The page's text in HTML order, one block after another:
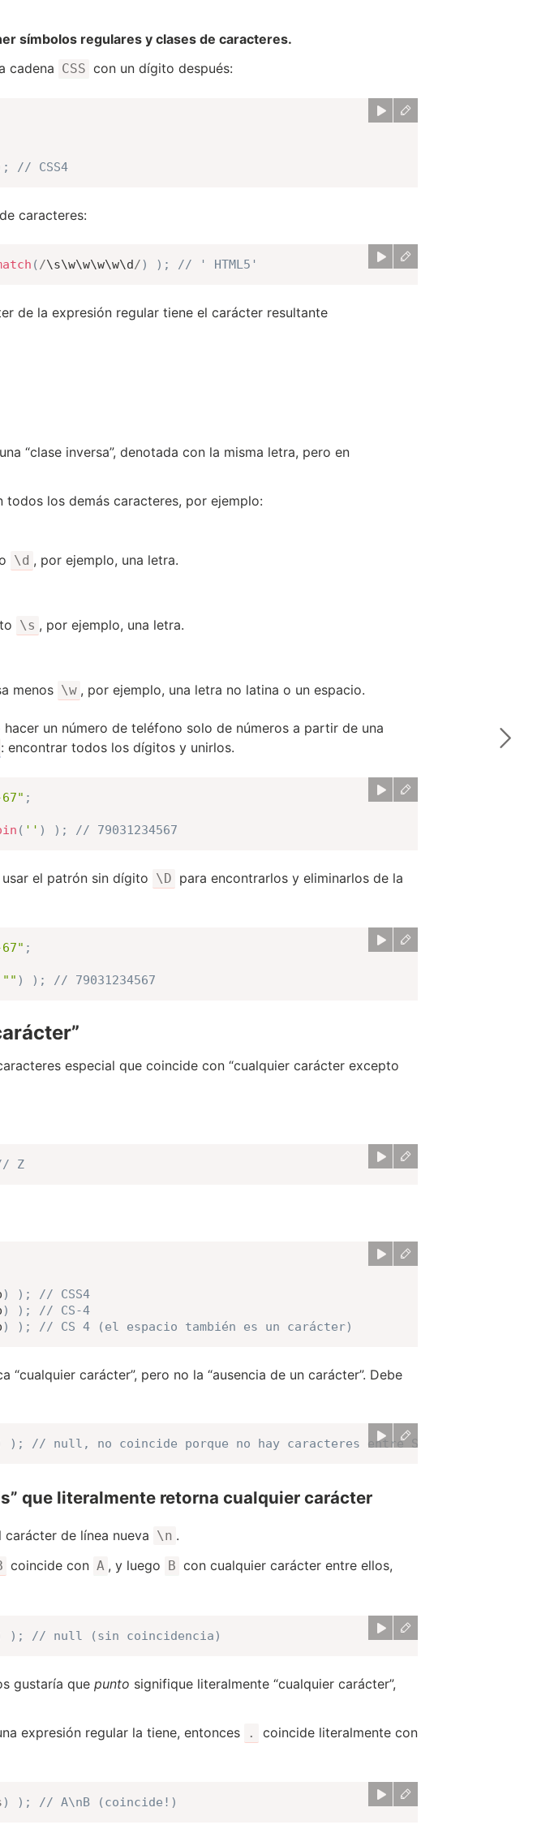
símbolos regulares y clases de caracteres.
cadena CSS con un dígito después:
; // CSS4
caracteres:
(/\s\w\w\w\w\d/) ) ; // ' HTML5'
de la expresión regular tiene el carácter resultante
“clase inversa”, denotada con la misma letra, pero en
todos los demás caracteres, por ejemplo:
\d , por ejemplo, una letra.
\s , por ejemplo, una letra.
menos \w , por ejemplo, una letra no latina o un espacio.
un número de teléfono solo de números a partir de una
: encontrar todos los dígitos y unirlos.
;
( '' ) ) ; // 79031234567
el patrón sin dígito \D para encontrarlos y eliminarlos de la
;
"" ) ) ; // 79031234567
especial que coincide con “cualquier carácter excepto
Z
) ) ;
// CSS4
) ) ;
// CS-4
) ) ; // CS 4 (el espacio también es un carácter)
“cualquier carácter”, pero no la “ausencia de un carácter”. Debe
) ; // null, no coincide porque no hay caracteres entre S y 4
que literalmente retorna cualquier carácter
de línea nueva \n .
coincide con A , y luego B con cualquier carácter entre ellos,
) ; // null (sin coincidencia)
gustaría que punto signifique literalmente “cualquier carácter”,
expresión regular la tiene, entonces .
coincide literalmente con
) ) ; // A\nB (coincide!)